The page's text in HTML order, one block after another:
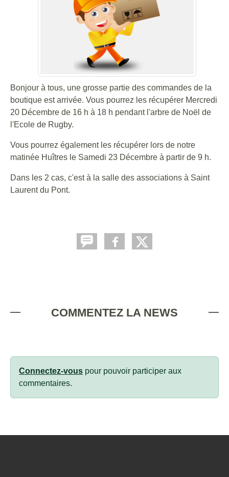
Bonjour à tous, une grosse partie des commandes de la
boutique est arrivée. Vous pourrez les récupérer Mercredi
20 Décembre de 16 h à 18 h pendant l'arbre de Noël de
l'Ecole de Rugby.
Vous pourrez également les récupérer lors de notre
matinée Huîtres le Samedi 23 Décembre à partir de 9 h.
Dans les 2 cas, c'est à la salle des associations à Saint
Laurent du Pont.
COMMENTEZ LA NEWS
Connectez-vous pour pouvoir participer aux
commentaires.